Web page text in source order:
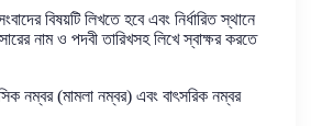
বিষয়টি লিখতে হবে এবং নির্ধারিত স্থানে
নাম ও পদবী তারিখসহ লিখে স্বাক্ষর করতে
নম্বর (মামলা নম্বর) এবং বাৎসরিক নম্বর